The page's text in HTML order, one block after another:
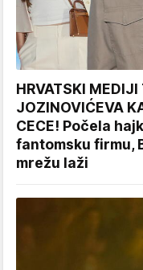
HRVATSKI MEDIJI
JOZINOVIĆEVA
CECE! Počela
fantomsku firmu,
mrežu laži